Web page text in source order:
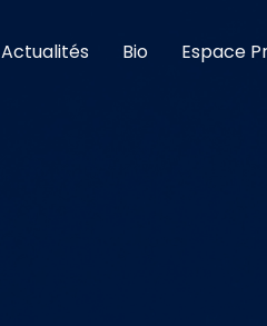
Actualités Bio Espace